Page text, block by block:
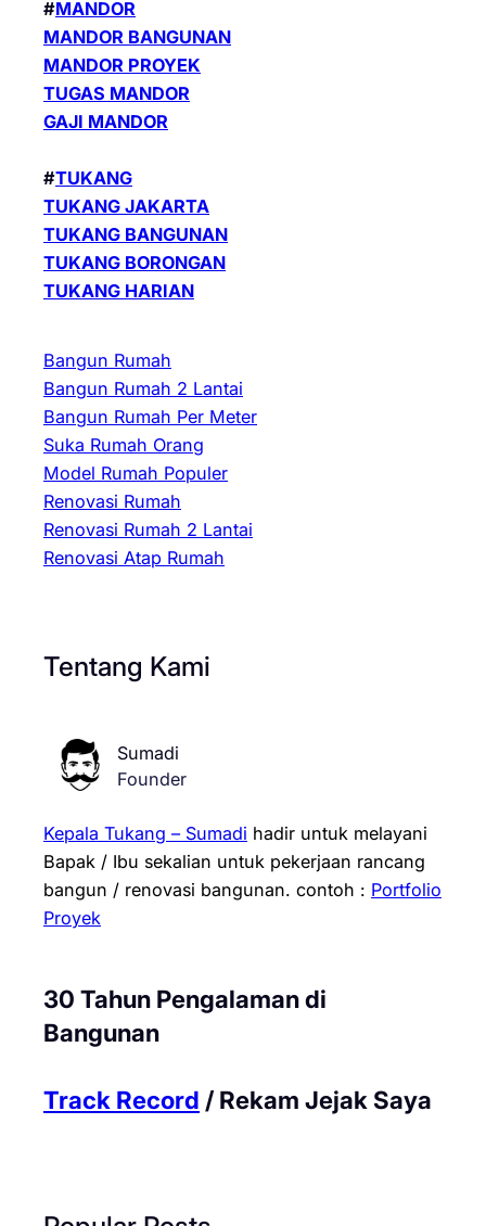
#MANDOR
MANDOR BANGUNAN
MANDOR PROYEK
TUGAS MANDOR
GAJI MANDOR
#TUKANG
TUKANG JAKARTA
TUKANG BANGUNAN
TUKANG BORONGAN
TUKANG HARIAN
Bangun Rumah
Bangun Rumah 2 Lantai
Bangun Rumah Per Meter
Suka Rumah Orang
Model Rumah Populer
Renovasi Rumah
Renovasi Rumah 2 Lantai
Renovasi Atap Rumah
Tentang Kami
Sumadi
Founder
Kepala Tukang – Sumadi hadir untuk melayani
Bapak / Ibu sekalian untuk pekerjaan rancang
bangun / renovasi bangunan. contoh : Portfolio
Proyek
30 Tahun Pengalaman di
Bangunan
Track Record / Rekam Jejak Saya